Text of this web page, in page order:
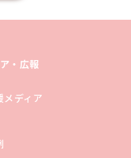
・広報
メディア